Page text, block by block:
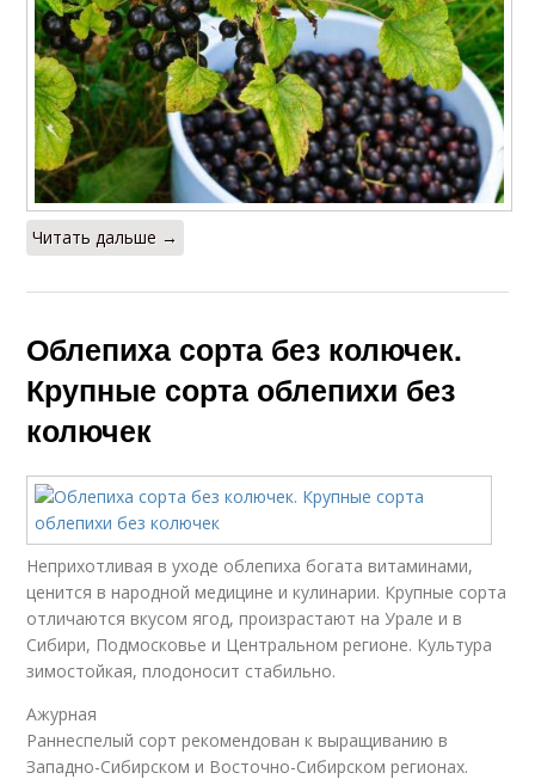
Читать дальше →
Облепиха сорта без колючек.
Крупные сорта облепихи без
колючек
Неприхотливая в уходе облепиха богата витаминами,
ценится в народной медицине и кулинарии. Крупные сорта
отличаются вкусом ягод, произрастают на Урале и в
Сибири, Подмосковье и Центральном регионе. Культура
зимостойкая, плодоносит стабильно.
Ажурная
Раннеспелый сорт рекомендован к выращиванию в
Западно-Сибирском и Восточно-Сибирском регионах.